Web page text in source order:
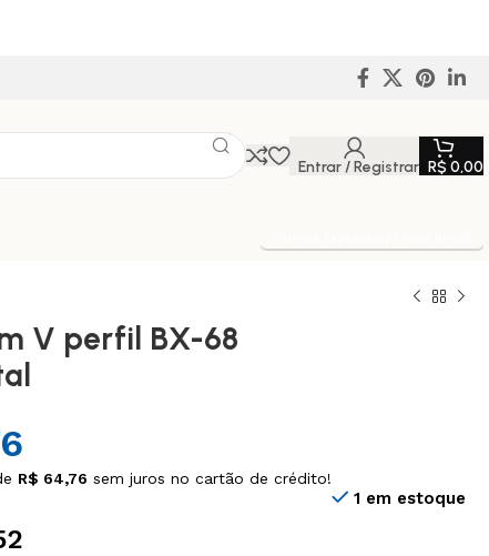
Entrar / Registrar R$ 0,00
V perfil BX-68
R$ 64,76 sem juros no cartão de crédito!
1 em estoque